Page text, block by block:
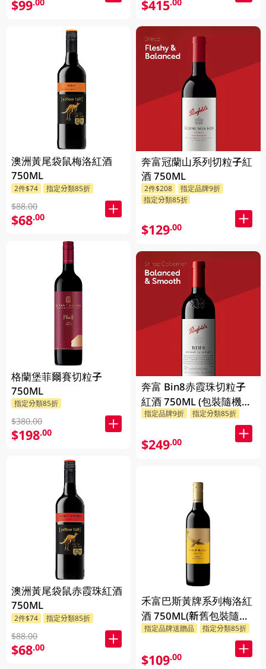
$99.00
澳洲黃尾袋鼠梅洛紅酒
750ML
2件$74 指定分類85折
$88.00
$68.00
格蘭堡菲爾賽切粒子
750ML
指定分類85折
$380.00
$198.00
澳洲黃尾袋鼠赤霞珠紅酒
750ML
2件$74 指定分類85折
$88.00
$68.00
$415.00
奔富冠蘭山系列切粒子紅
酒 750ML
2件$208
指定品牌9折
指定分類85折
$129.00
奔富 Bin8赤霞珠切粒子
紅酒 750ML (包裝隨機發
放)
指定品牌9折 指定分類85折
$249.00
禾富巴斯黃牌系列梅洛紅
酒 750ML(新舊包裝隨機
發貨)
指定品牌送贈品 指定分類85折
$109.00